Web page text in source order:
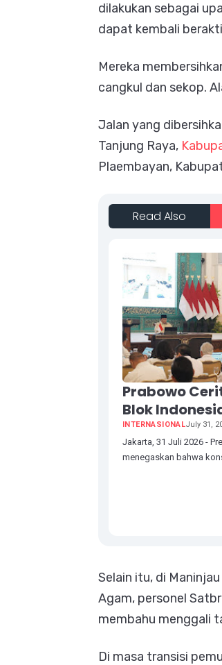
dilakukan sebagai
dapat kembali
Mereka
cangkul dan sekop.
Jalan yang
Tanjung Raya,
Plaembayan,
Read Also
Prabowo
Blok
INTERNASIONALJuly 31,
Jakarta, 31 Juli 2026 -
menegaskan bahwa
Selain itu, di
Agam, personel
membahu menggali
Di masa transisi